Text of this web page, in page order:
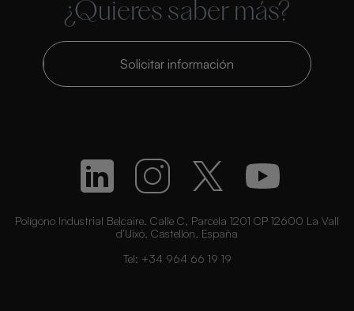
¿Quieres saber más?
Solicitar información
Polígono Industrial Belcaire. Calle C, Parcela 1201 CP 12600 La Vall
d’Uixó, Castellón, España
Tel: +34 964 66 19 19